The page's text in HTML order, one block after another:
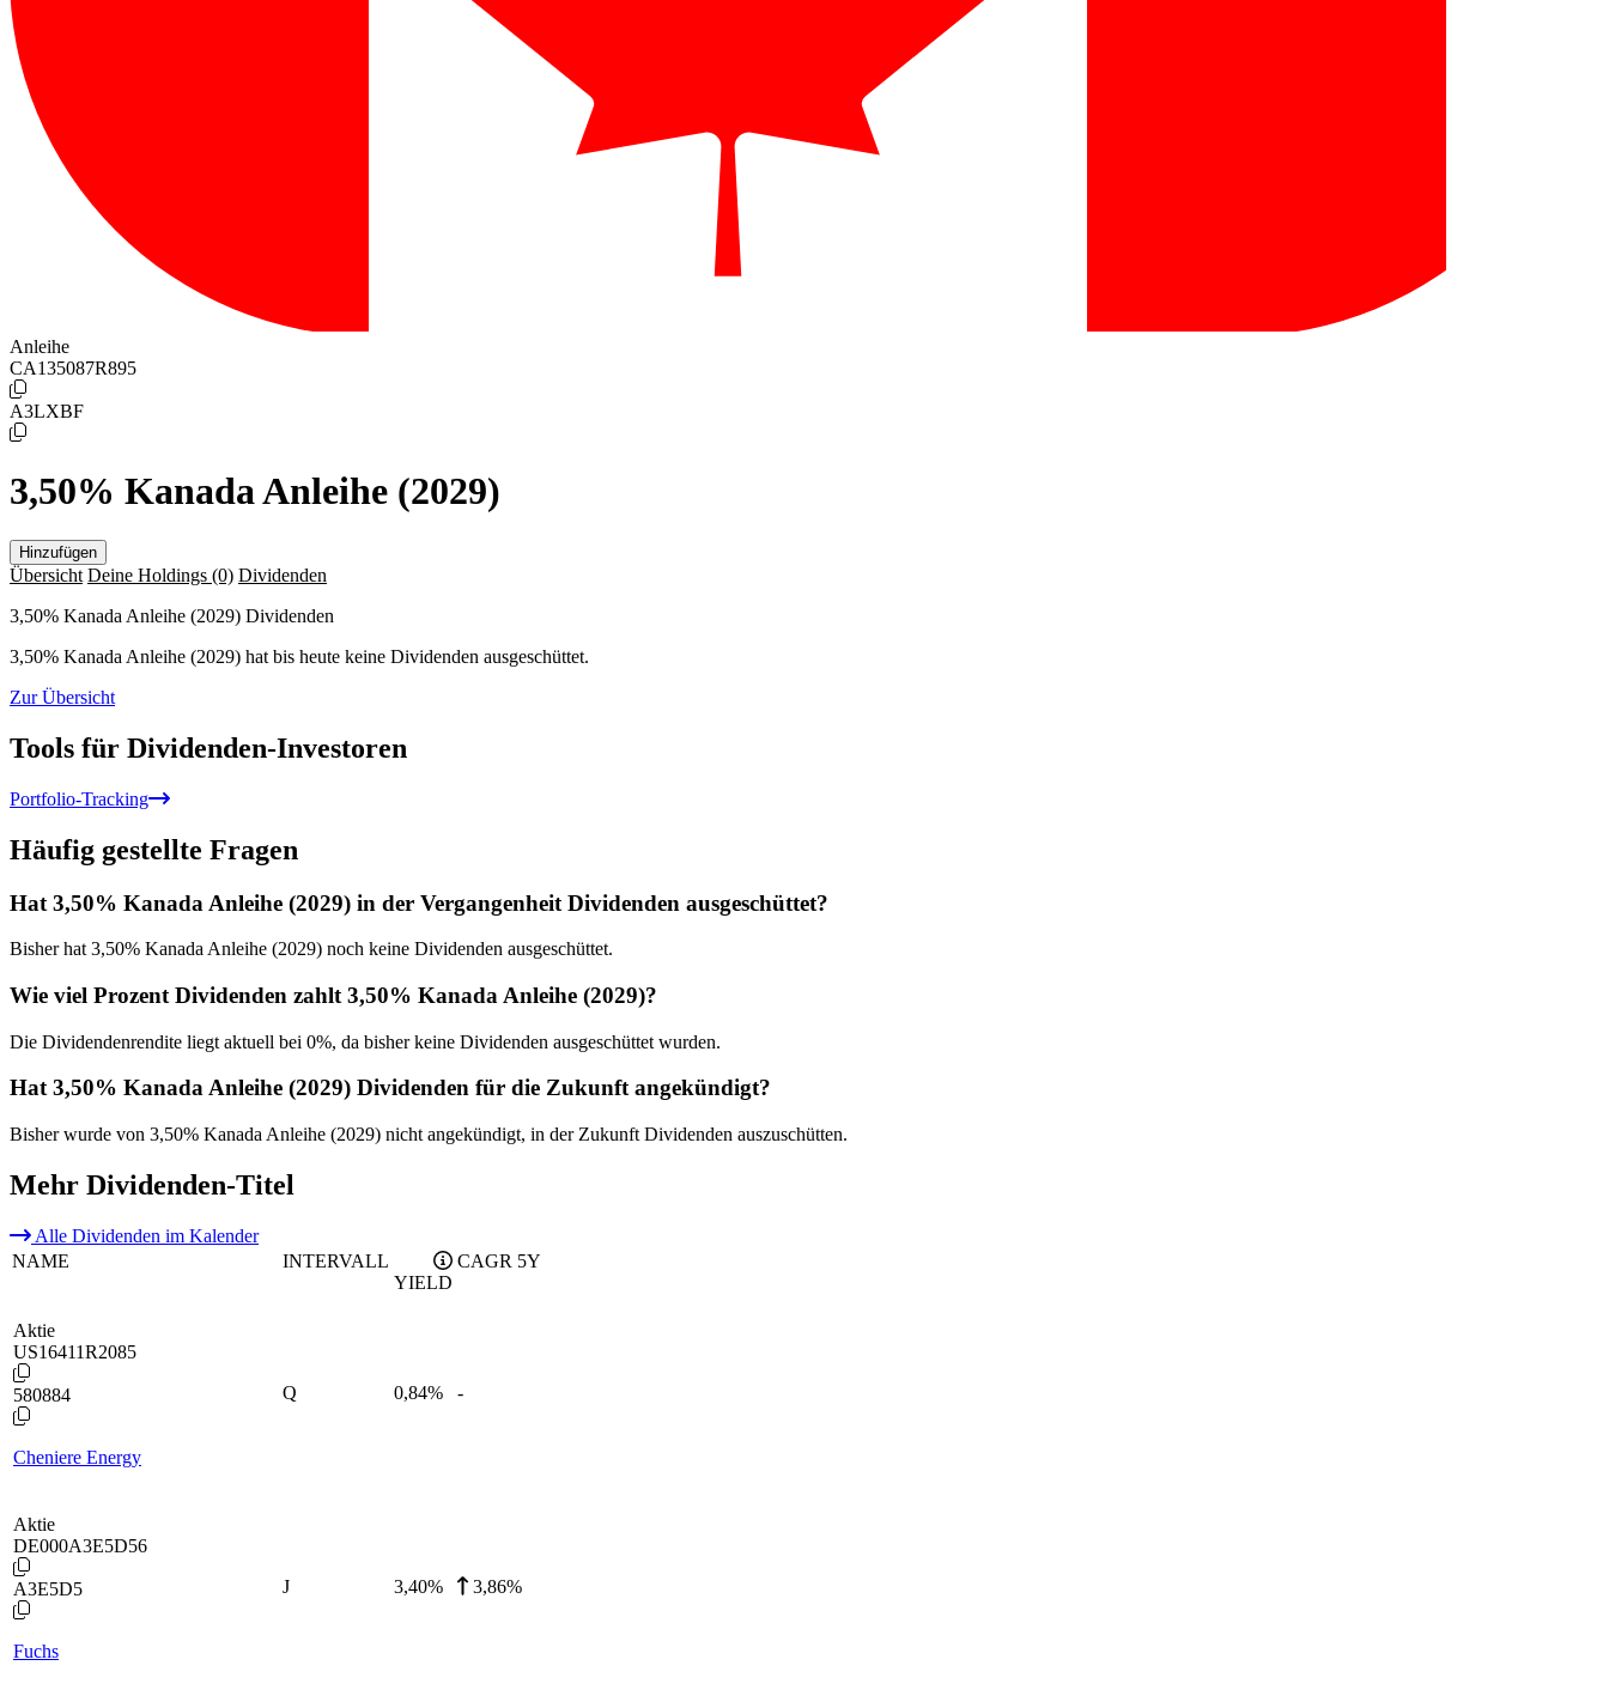
Anleihe
CA135087R895
A3LXBF
3,50% Kanada Anleihe (2029)
Hinzufügen
Übersicht Deine Holdings (0) Dividenden
3,50% Kanada Anleihe (2029) Dividenden
3,50% Kanada Anleihe (2029) hat bis heute keine Dividenden ausgeschüttet.
Zur Übersicht
Tools für Dividenden-Investoren
Portfolio-Tracking
Häufig gestellte Fragen
Hat 3,50% Kanada Anleihe (2029) in der Vergangenheit Dividenden ausgeschüttet?
Bisher hat 3,50% Kanada Anleihe (2029) noch keine Dividenden ausgeschüttet.
Wie viel Prozent Dividenden zahlt 3,50% Kanada Anleihe (2029)?
Die Dividendenrendite liegt aktuell bei 0%, da bisher keine Dividenden ausgeschüttet wurden.
Hat 3,50% Kanada Anleihe (2029) Dividenden für die Zukunft angekündigt?
Bisher wurde von 3,50% Kanada Anleihe (2029) nicht angekündigt, in der Zukunft Dividenden auszuschütten.
Mehr Dividenden-Titel
Alle Dividenden im Kalender
NAME
INTERVALL
YIELD
CAGR 5Y
Aktie
US16411R2085
580884
Cheniere Energy
Q 0,84% -
Aktie
DE000A3E5D56
A3E5D5
Fuchs
J 3,40% 3,86%